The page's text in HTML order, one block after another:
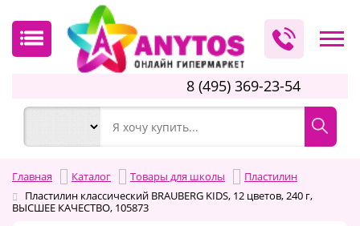
8 (495) 369-23-54
Главная Каталог Товары для школы
Пластилин
Пластилин классический BRAUBERG KIDS, 12 цветов, 240 г,
ВЫСШЕЕ КАЧЕСТВО, 105873